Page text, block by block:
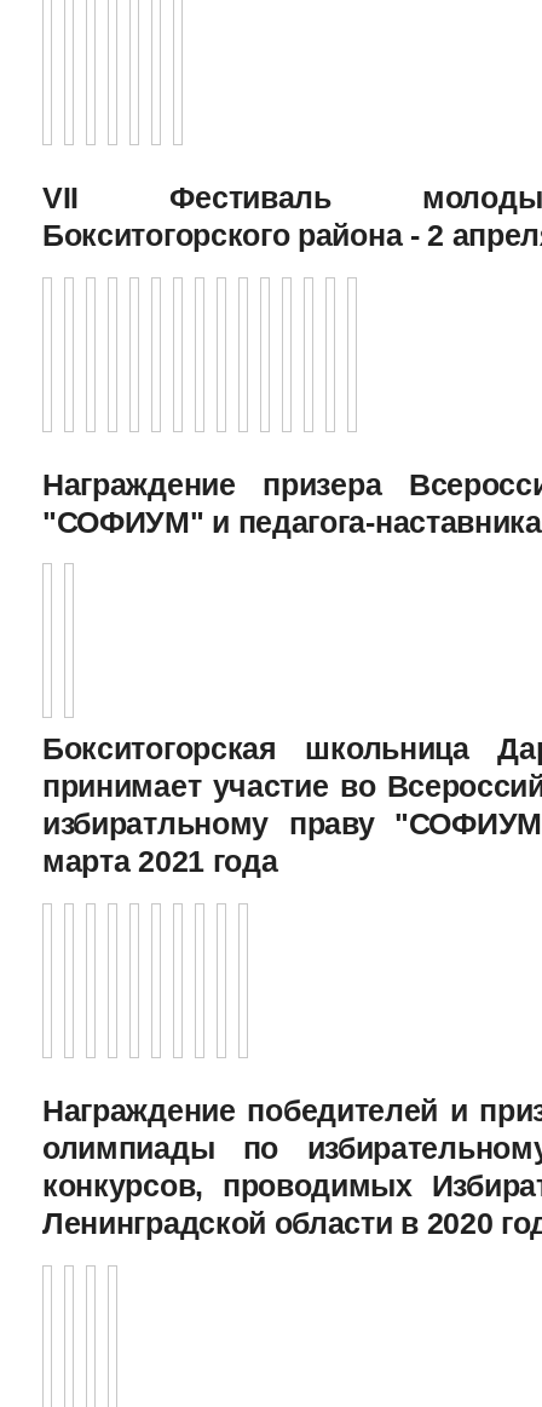
VII Фестиваль
Бокситогорского района - 2
Награждение призера
"СОФИУМ" и педагога-наставника
Бокситогорская школьница
принимает участие во
избиратльному праву
марта 2021 года
Награждение победителей и
олимпиады по
конкурсов, проводимых
Ленинградской области в 2020